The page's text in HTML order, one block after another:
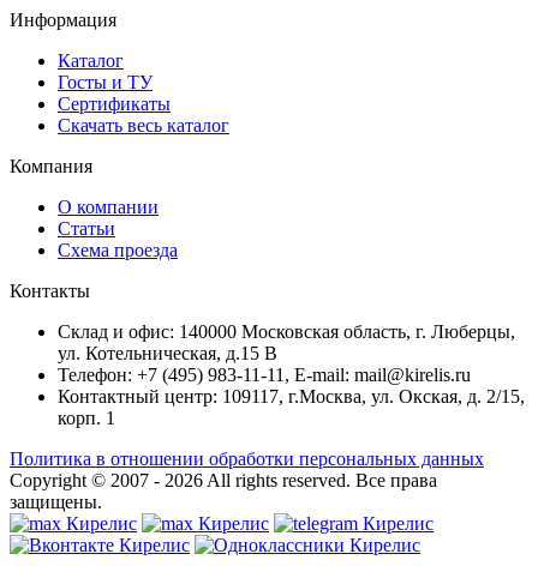
Информация
Каталог
Госты и ТУ
Сертификаты
Скачать весь каталог
Компания
О компании
Статьи
Схема проезда
Контакты
Склад и офис: 140000 Московская область, г. Люберцы,
ул. Котельническая, д.15 В
Телефон: +7 (495) 983-11-11, Е-mail: mail@kirelis.ru
Контактный центр: 109117, г.Москва, ул. Окская, д. 2/15,
корп. 1
Политика в отношении обработки персональных данных
Copyright © 2007 - 2026 All rights reserved. Все права
защищены.